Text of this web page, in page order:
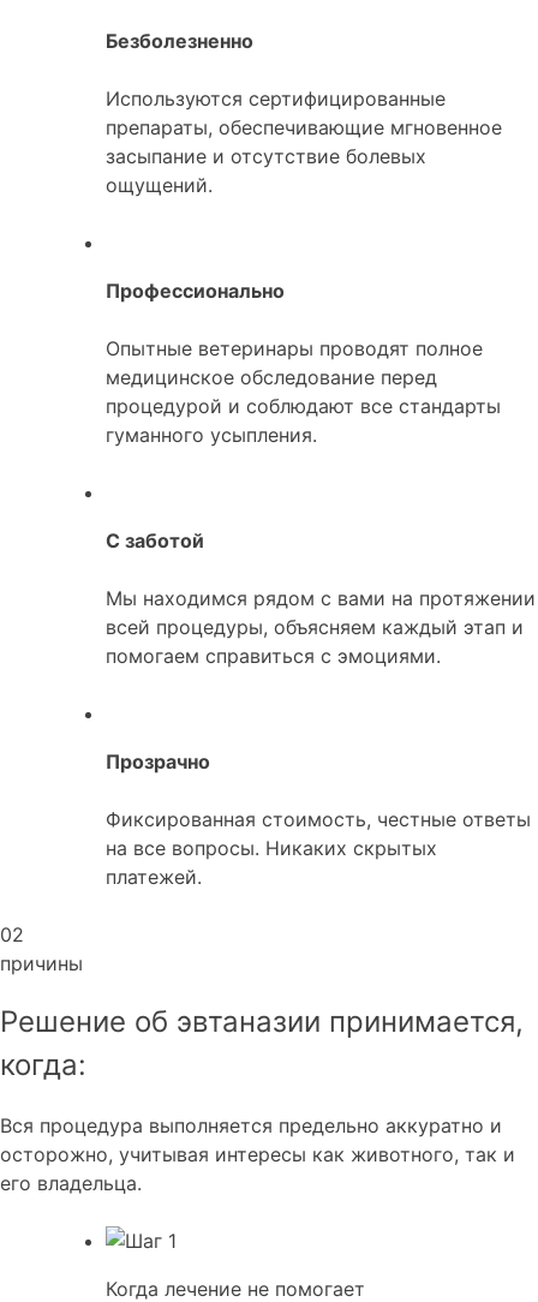
Безболезненно
Используются сертифицированные
препараты, обеспечивающие мгновенное
засыпание и отсутствие болевых
ощущений.
Профессионально
Опытные ветеринары проводят полное
медицинское обследование перед
процедурой и соблюдают все стандарты
гуманного усыпления.
С заботой
Мы находимся рядом с вами на протяжении
всей процедуры, объясняем каждый этап и
помогаем справиться с эмоциями.
Прозрачно
Фиксированная стоимость, честные ответы
на все вопросы. Никаких скрытых
платежей.
02
причины
Решение об эвтаназии принимается,
когда:
Вся процедура выполняется предельно аккуратно и
осторожно, учитывая интересы как животного, так и
его владельца.
Когда лечение не помогает